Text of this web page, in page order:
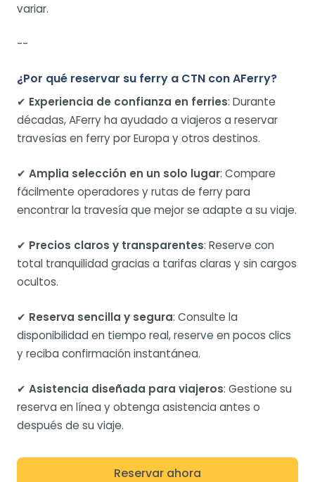
variar.
--
¿Por qué reservar su ferry a CTN con AFerry?
✔ Experiencia de confianza en ferries: Durante
décadas, AFerry ha ayudado a viajeros a reservar
travesías en ferry por Europa y otros destinos.
✔ Amplia selección en un solo lugar: Compare
fácilmente operadores y rutas de ferry para
encontrar la travesía que mejor se adapte a su viaje.
✔ Precios claros y transparentes: Reserve con
total tranquilidad gracias a tarifas claras y sin cargos
ocultos.
✔ Reserva sencilla y segura: Consulte la
disponibilidad en tiempo real, reserve en pocos clics
y reciba confirmación instantánea.
✔ Asistencia diseñada para viajeros: Gestione su
reserva en línea y obtenga asistencia antes o
después de su viaje.
Reservar ahora